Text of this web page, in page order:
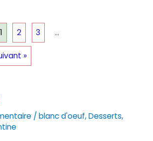
1 2 3 …
»
/ blanc d'oeuf,Desserts,